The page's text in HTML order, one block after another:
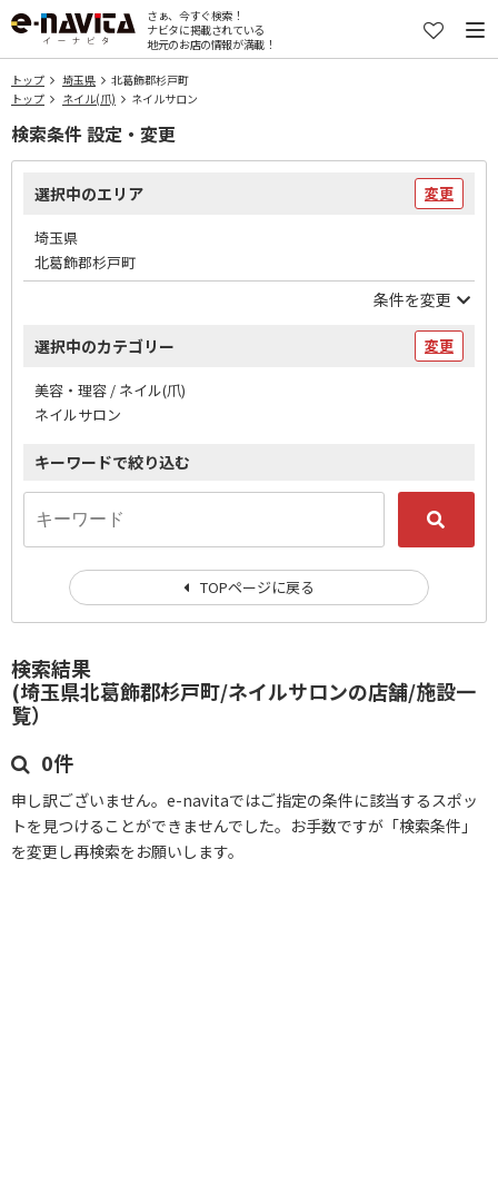
さぁ、今すぐ検索！
ナビタに掲載されている
地元のお店の情報が満載！
トップ 埼玉県
北葛飾郡杉戸町
トップ
ネイル(爪) ネイルサロン
検索結果
(埼玉県北葛飾郡杉戸町/ネイルサロンの店舗/施設一
覧）
0件
申し訳ございません。e-navitaではご指定の条件に該当するスポッ
トを見つけることができませんでした。お手数ですが「検索条件」
を変更し再検索をお願いします。
検索条件 設定・変更
選択中のエリア 変更
埼玉県
北葛飾郡杉戸町
条件を変更
選択中のカテゴリー 変更
美容・理容 / ネイル(爪)
ネイルサロン
キーワードで絞り込む
TOPページに戻る